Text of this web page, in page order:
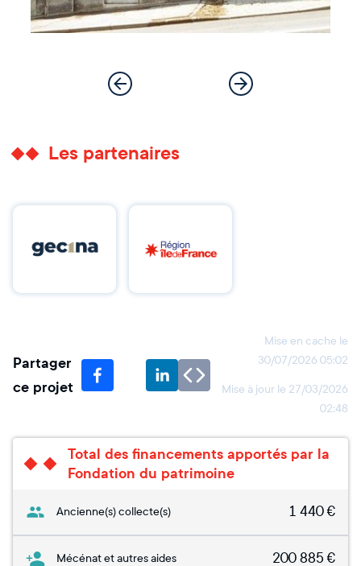
Les partenaires
Partager
ce projet
Mise en cache le
30/07/2026 05:02
Mise à jour le 27/03/2026
02:48
Total des financements apportés par la
Fondation du patrimoine
Ancienne(s) collecte(s) 1 440€
Mécénat et autres aides 200 885 €